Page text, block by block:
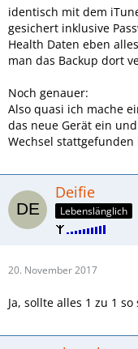
identisch mit dem
gesichert inklusive
Health Daten eben
man das Backup dort
Noch genauer:
Also quasi ich mache
das neue Gerät ein
Wechsel stattgefunden
Deifie
Lebenslänglich
20. November 2017
Ja, sollte alles 1 zu 1 so